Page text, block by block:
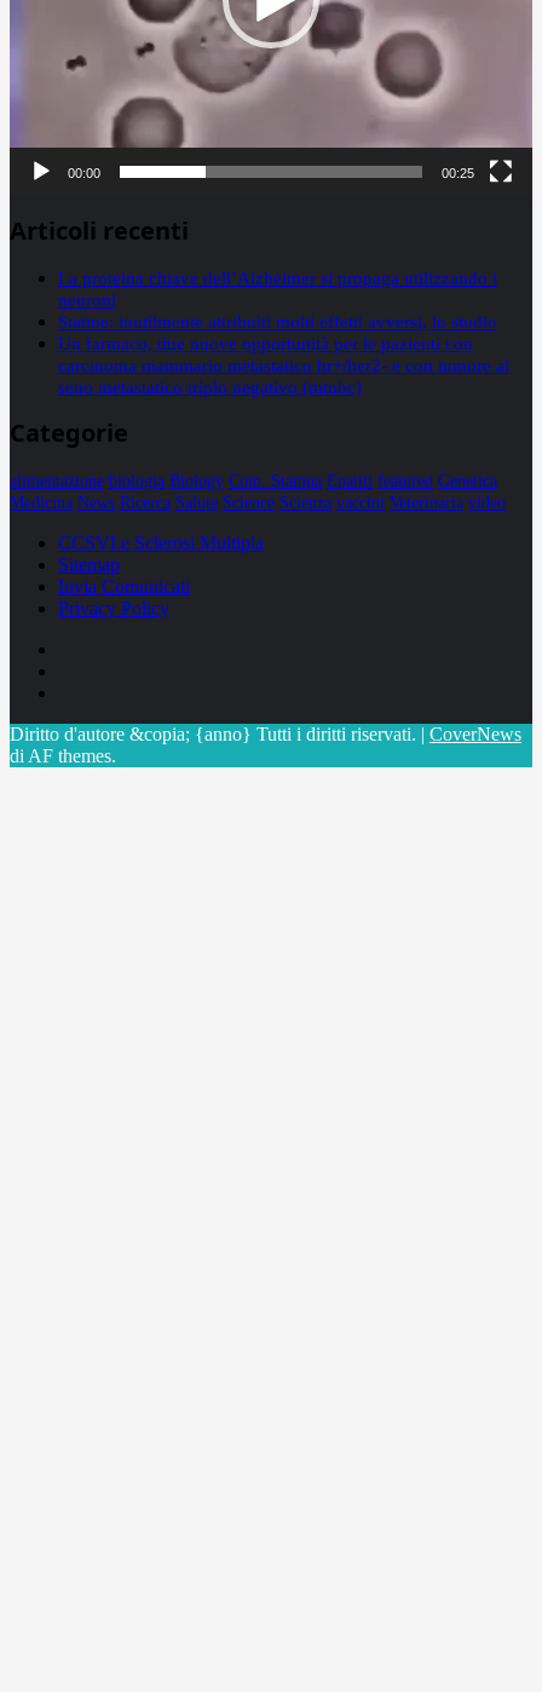
00:00 00:25
Articoli recenti
La proteina chiave dell’Alzheimer si propaga utilizzando i
neuroni
Statine: inutilmente attribuiti molti effetti avversi, lo studio
Un farmaco, due nuove opportunità per le pazienti con
carcinoma mammario metastatico hr+/her2- e con tumore al
seno metastatico triplo negativo (mtnbc)
Categorie
alimentazione biologia Biology Com. Stampa Epatiti featured Genetica
Medicina News Ricerca Salute Science Scienza vaccini Veterinaria video
CCSVI e Sclerosi Multipla
Sitemap
Invia Comunicati
Privacy Policy
Diritto d'autore &copia; {anno} Tutti i diritti riservati. | CoverNews
di AF themes.